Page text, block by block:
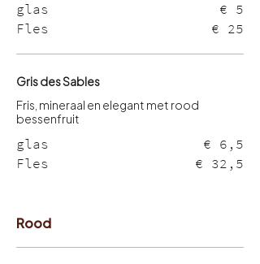
glas
€ 5
Fles
€ 25
Gris des Sables
Fris, mineraal en elegant met rood
bessenfruit
glas
€ 6,5
Fles
€ 32,5
Rood